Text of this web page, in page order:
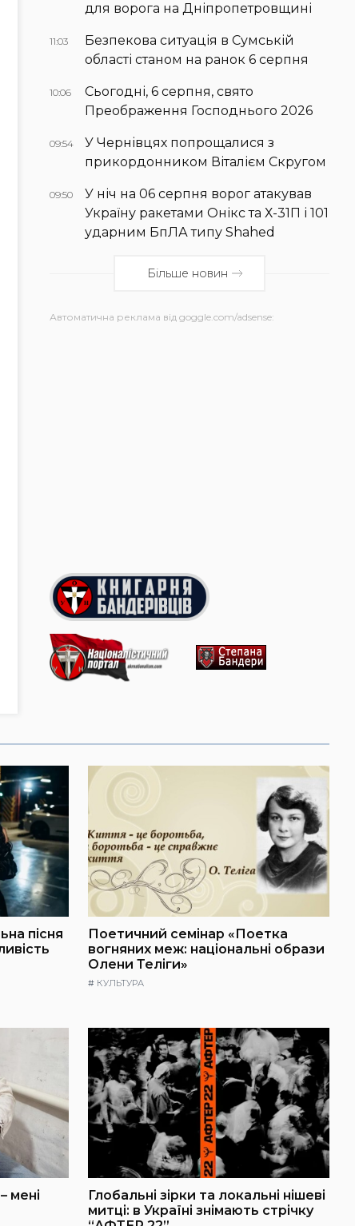
для ворога на Дніпропетровщині
11:03
Безпекова ситуація в Сумській
області станом на ранок 6 серпня
10:06
Сьогодні, 6 серпня, свято
Преображення Господнього 2026
09:54
У Чернівцях попрощалися з
прикордонником Віталієм Скругом
09:50
У ніч на 06 серпня ворог атакував
Україну ракетами Онікс та Х-31П і 101
ударним БпЛА типу Shahed
Більше новин
Автоматична реклама від goggle.com/adsense:
пісня
Поетичний семінар «Поетка
вогняних меж: національні образи
Олени Теліги»
# КУЛЬТУРА
мені
Глобальні зірки та локальні нішеві
митці: в Україні знімають стрічку